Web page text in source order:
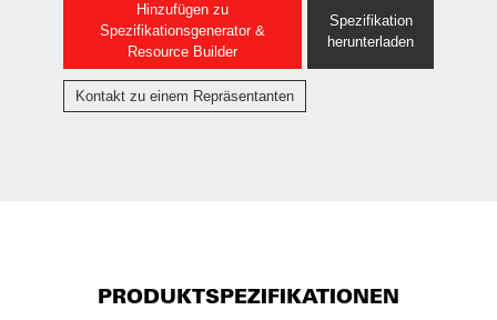
Hinzufügen zu
Spezifikationsgenerator &
Resource Builder
Spezifikation
herunterladen
Kontakt zu einem Repräsentanten
PRODUKTSPEZIFIKATIONEN